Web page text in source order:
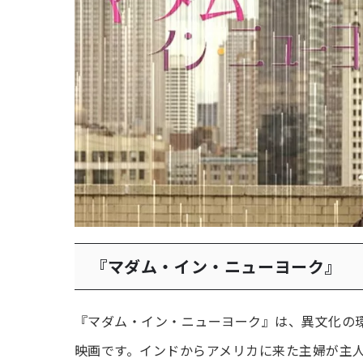
『マダム・イン・ニューヨーク』
『マダム・イン・ニューヨーク』は、異文化
映画です。インドからアメリカに来た主婦が